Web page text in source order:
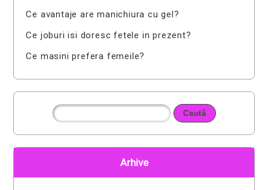
Ce avantaje are manichiura cu gel?
Ce joburi isi doresc fetele in prezent?
Ce masini prefera femeile?
Arhive